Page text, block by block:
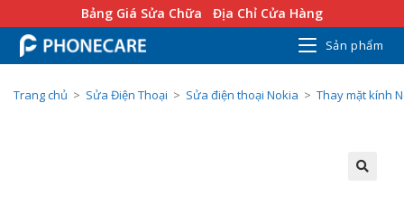
Bảng Giá Sửa Chữa Địa Chỉ Cửa Hàng
Sản phẩm
Trang chủ > Sửa Điện Thoại > Sửa điện thoại Nokia > Thay mặt kính